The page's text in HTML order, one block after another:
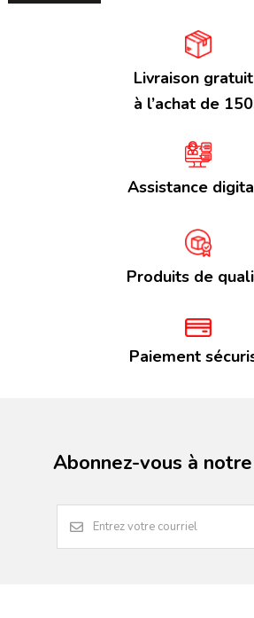
Livraison
à l’achat de
Assistance
Produits de
Paiement
Abonnez-vous à